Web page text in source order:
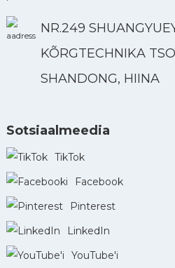
NR.249
KÕRGTECHNIKA
SHANDONG, HIINA
Sotsiaalmeedia
TikTok
Facebook
Pinterest
LinkedIn
YouTube'i